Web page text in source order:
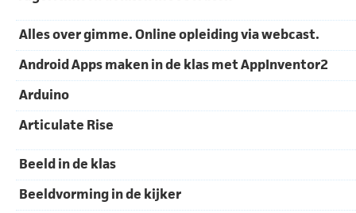
Alles over gimme. Online opleiding via webcast.
Android Apps maken in de klas met AppInventor2
Arduino
Articulate Rise
Beeld in de klas
Beeldvorming in de kijker